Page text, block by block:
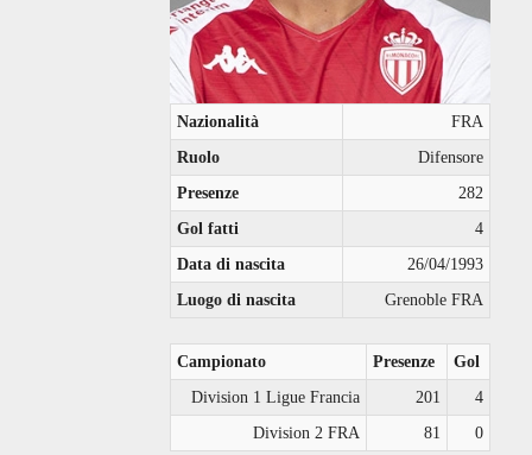
Nazionalità
FRA
Ruolo
Difensore
Presenze
282
Gol fatti
4
Data di nascita
26/04/1993
Luogo di nascita
Grenoble FRA
Campionato Presenze
Gol
Division 1 Ligue Francia
201
4
Division 2 FRA
81 0